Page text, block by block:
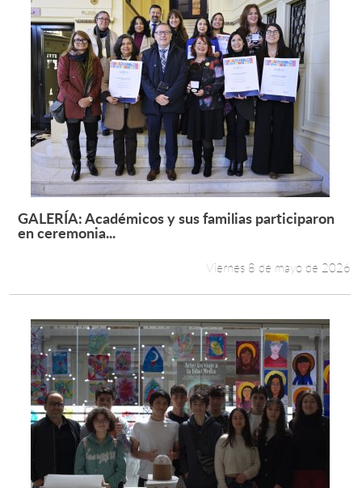
Leer más +
GALERÍA: Académicos y sus familias participaron
en ceremonia...
Viernes 8 de mayo de 2026